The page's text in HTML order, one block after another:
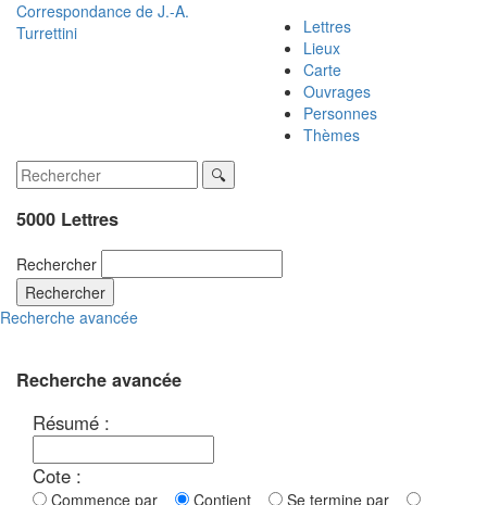
Correspondance de J.-A.
Turrettini
Lettres
Lieux
Carte
Ouvrages
Personnes
Thèmes
5000 Lettres
Rechercher
Rechercher
Recherche avancée
Recherche avancée
Résumé :
Cote :
Commence par Contient
Se termine par